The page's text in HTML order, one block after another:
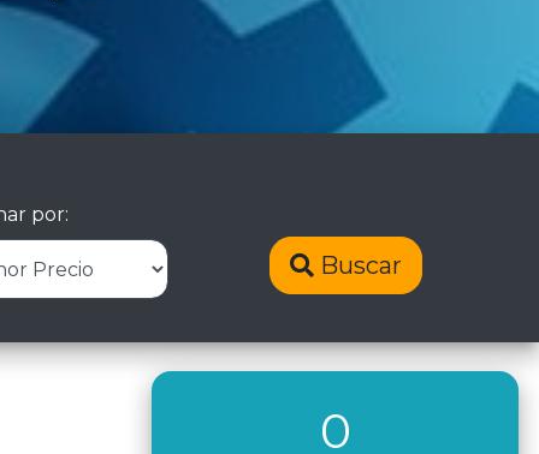
por:
Buscar
0